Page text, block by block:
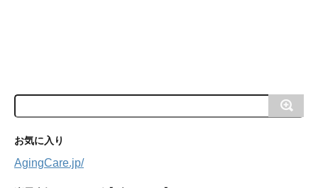
お気に入り
AgingCare.jp/